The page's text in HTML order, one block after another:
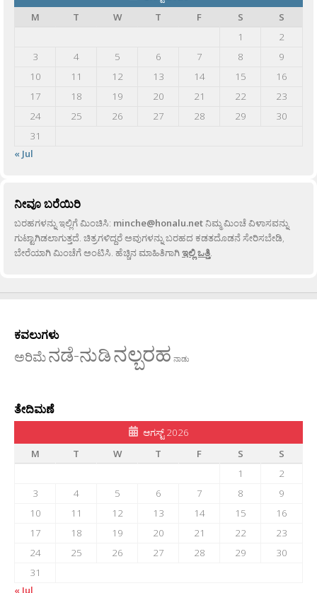
M
T W T F S
S
1
2
3
4 5 6 7 8
9
10
11 12 13 14 15
16
17
18 19 20 21 22
23
24
25 26 27 28 29
30
31
« Jul
ನೀವೂ ಬರೆಯಿರಿ
ಬರಹಗಳನ್ನು ಇಲ್ಲಿಗೆ ಮಿಂಚಿಸಿ: minche@honalu.netನಿಮ್ಮ ಮಿಂಚೆ ವಿಳಾಸವನ್ನು
ಗುಟ್ಟಾಗಿಡಲಾಗುತ್ತದೆ. ಚಿತ್ರಗಳಿದ್ದರೆ ಅವುಗಳನ್ನು ಬರಹದ ಕಡತದೊಡನೆ ಸೇರಿಸಬೇಡಿ,
ಬೇರೆಯಾಗಿ ಮಿಂಚೆಗೆ ಅಂಟಿಸಿ. ಹೆಚ್ಚಿನ ಮಾಹಿತಿಗಾಗಿಇಲ್ಲಿ ಒತ್ತಿ.
ಕವಲುಗಳು
ಅರಿಮೆನಡೆ-ನುಡಿನಲ್ಬರಹ ನಾಡು
ತೇದಿಮಣೆ
ಆಗಸ್ಟ್ 2026
M
T W T F S
S
1
2
3
4 5 6 7 8
9
10
11 12 13 14 15
16
17
18 19 20 21 22
23
24
25 26 27 28 29
30
31
« Jul